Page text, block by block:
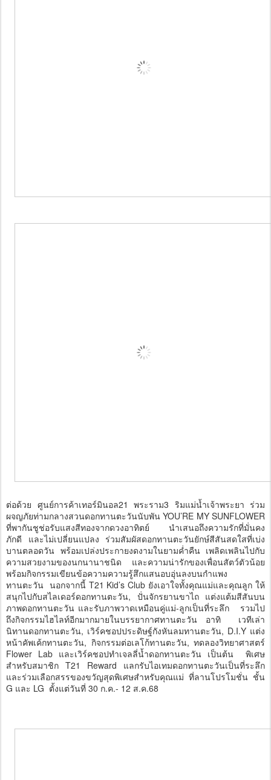
ต่อด้วย ศูนย์การค้าเทอร์มินอล21 พระราม3 ริมแม่น้ำเจ้าพระยา ร่วม
ผจญภัยท่ามกลางสวนดอกทานตะวันนับพัน YOU’RE MY SUNFLOWER
ที่พากันชูช่อรับแสงสีทองจากดวงอาทิตย์ นำเสนอถึงความรักที่มั่นคง
ภักดี และไม่เปลี่ยนแปลง ร่วมสัมผัสดอกทานตะวันยักษ์สีสันสดใสที่เบ่ง
บานตลอดวัน พร้อมเปล่งประกายงดงามในยามค่ำคืน เพลิดเพลินไปกับ
ความสวยงามของนกนานาชนิด และความน่ารักของเพื่อนสัตว์ตัวน้อย
พร้อมกิจกรรมเขียนข้อความความรู้สึกแสนอบอุ่นลงบนกำแพง
ทานตะวัน นอกจากนี้ T21 Kid’s Club ยังเอาใจทั้งคุณแม่และคุณลูก ให้
สนุกไปกับสไลเดอร์ดอกทานตะวัน, ปั่นจักรยานขาไถ แต่งแต้มสีสันบน
ภาพดอกทานตะวัน และรับภาพวาดเหมือนคู่แม่-ลูกเป็นที่ระลึก รวมไป
ถึงกิจกรรมไฮไลท์อีกมากมายในบรรยากาศทานตะวัน อาทิ เวทีเล่า
นิทานดอกทานตะวัน, เวิร์คชอปประดิษฐ์กังหันลมทานตะวัน, D.I.Y แต่ง
หน้าคัพเค้กทานตะวัน, กิจกรรมต่อเลโก้ทานตะวัน, ทดลองวิทยาศาสตร์
Flower Lab และเวิร์คชอปทำเจลลี่น้ำดอกทานตะวัน เป็นต้น พิเศษ
สำหรับสมาชิก T21 Reward แลกรับไอเทมดอกทานตะวันเป็นที่ระลึก
และร่วมเลือกสรรของขวัญสุดพิเศษสำหรับคุณแม่ ที่ลานโปรโมชั่น ชั้น
G และ LG ตั้งแต่วันที่ 30 ก.ค.- 12 ส.ค.68